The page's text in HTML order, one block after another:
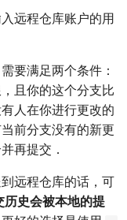
远程仓库账户的用
要满足两个条件：
且你的这个分支比
人在你进行更改的
前分支没有的新更
再提交．
远程仓库的话，可
历史会被本地的提